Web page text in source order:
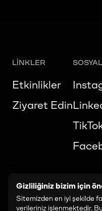
LİNKLER
Etkinlikler
Ziyaret Edin
Gizliliğiniz bizim için
Sitemizden en iyi şekilde
verileriniz işlenmektedir.